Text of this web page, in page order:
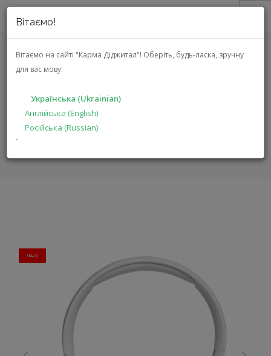
Вітаємо!
Вітаємо на сайті "Карма Діджитал"! Оберіть, будь-ласка, зручну
для вас мову:
Українська (Ukrainian)
Англійська (English)
Російська (Russian)
`
ПРО НАС
АКЦІЇ
РІШЕННЯ
ВИРОБНИКАМ
ГОЛОВНА КАТАЛОГ
АКЦIЯ